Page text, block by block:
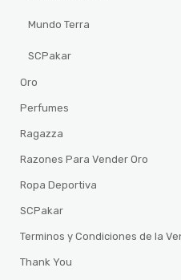
Mundo Terra
SCPakar
Oro
Perfumes
Ragazza
Razones Para Vender Oro
Ropa Deportiva
SCPakar
Terminos y Condiciones de la
Thank You